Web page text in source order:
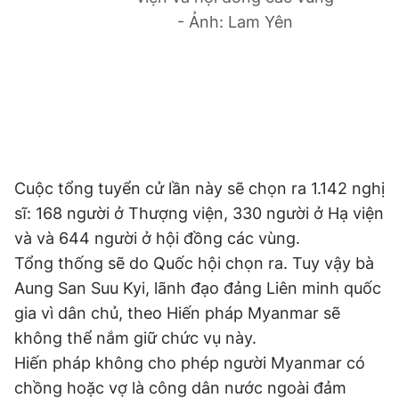
Tổng biên tập: Nguyễn Ngọc Toàn
Phó tổng biên tập thường trực: Hải Thành
Phó tổng biên tập: Lâm Hiếu Dũng
Phó tổng biên tập: Trần Việt Hưng
Tổng thư ký tòa soạn: Đức Trung
Giấy phép xuất bản số 110/GP - BTTTT cấp ngày 24.3.2020
© 2003-2026 Bản quyền thuộc về Báo Thanh Niên. Cấm sao
chép dưới mọi hình thức nếu không có sự chấp thuận bằng văn
bản. Phát triển bởi ePi Technologies, JSC.
- Ảnh: Lam Yên
Cuộc tổng tuyển cử lần này sẽ chọn ra 1.142 nghị
sĩ: 168 người ở Thượng viện, 330 người ở Hạ viện
và và 644 người ở hội đồng các vùng.
Tổng thống sẽ do Quốc hội chọn ra. Tuy vậy bà
Aung San Suu Kyi, lãnh đạo đảng Liên minh quốc
gia vì dân chủ, theo Hiến pháp Myanmar sẽ
không thể nắm giữ chức vụ này.
Hiến pháp không cho phép người Myanmar có
chồng hoặc vợ là công dân nước ngoài đảm